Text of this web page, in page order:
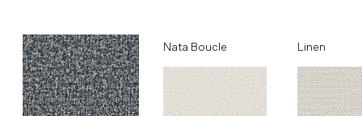
Ocean Nata Boucle Linen